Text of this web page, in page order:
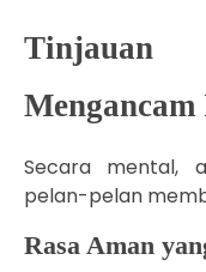
Tinjauan
Secara mental,
pelan-pelan
Rasa Aman